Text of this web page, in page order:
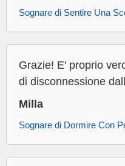
Sognare di Sentire Una
Grazie! E' proprio
di disconnessione
Milla
Sognare di Dormire Con